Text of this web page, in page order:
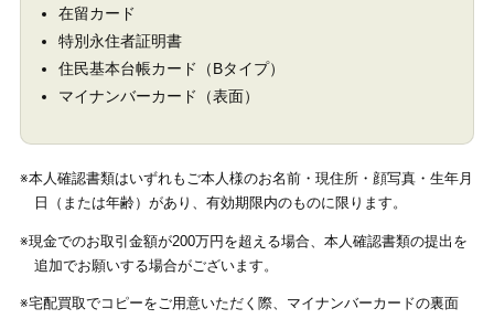
在留カード
特別永住者証明書
住民基本台帳カード（Bタイプ）
マイナンバーカード（表面）
※本人確認書類はいずれもご本人様のお名前・現住所・顔写真・生年月
日（または年齢）があり、有効期限内のものに限ります。
※現金でのお取引金額が200万円を超える場合、本人確認書類の提出を
追加でお願いする場合がございます。
※宅配買取でコピーをご用意いただく際、マイナンバーカードの裏面